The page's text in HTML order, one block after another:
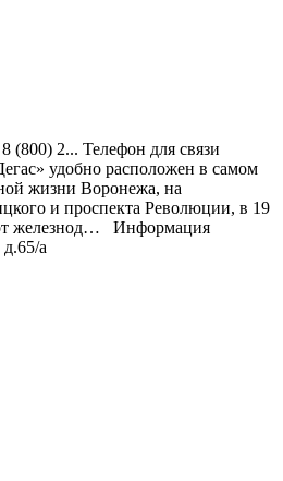
8 (800) 2... Телефон для связи
удобно расположен в самом
жизни Воронежа, на
и проспекта Революции, в 19
железнод… Информация
а